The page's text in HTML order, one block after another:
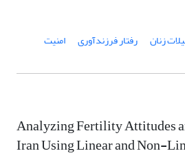
زنان رفتار فرزندآوری امنیت
Analyzing Fertility Attitudes
Iran Using Linear and Non-